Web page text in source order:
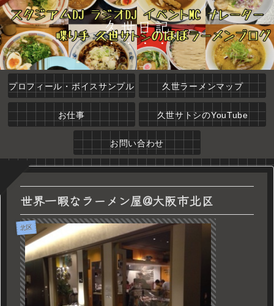
久世日記
プロフィール・ボイスサンプル 久世ラーメンマップ
お仕事 久世サトシのYouTube
お問い合わせ
世界一暇なラーメン屋@大阪市北区
北区